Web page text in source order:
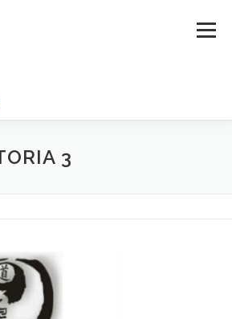
Menú
INSTRUCTORES
3